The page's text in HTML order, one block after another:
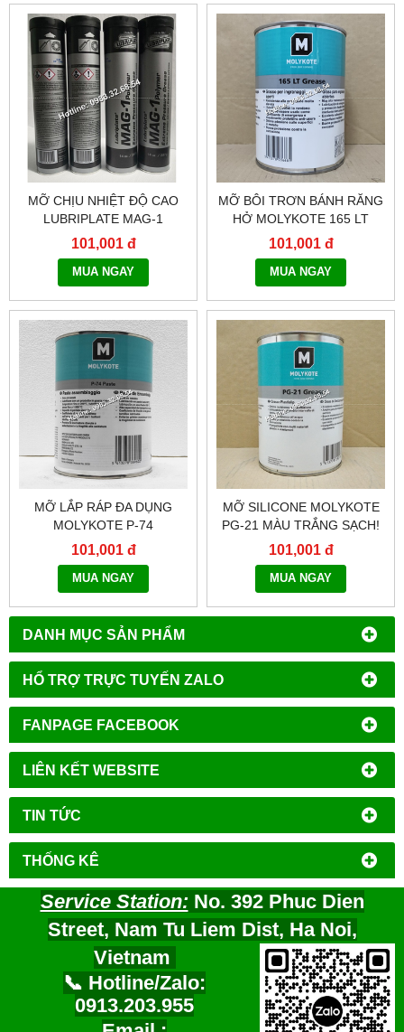
DANH MỤC SẢN PHẨM
HỔ TRỢ TRỰC TUYẾN ZALO
FANPAGE FACEBOOK
LIÊN KẾT WEBSITE
TIN TỨC
THỐNG KÊ
MỠ CHỊU NHIỆT ĐỘ CAO
LUBRIPLATE MAG-1
101,001 đ
MUA NGAY
MỠ BÔI TRƠN BÁNH RĂNG
HỞ MOLYKOTE 165 LT
101,001 đ
MUA NGAY
MỠ LẮP RÁP ĐA DỤNG
MOLYKOTE P-74
101,001 đ
MUA NGAY
MỠ SILICONE MOLYKOTE
PG-21 MÀU TRẮNG SẠCH!
101,001 đ
MUA NGAY
Service Station:No. 392 Phuc Dien
Street, Nam Tu Liem Dist, Ha Noi,
Vietnam
📞 Hotline/Zalo:
0913.203.955